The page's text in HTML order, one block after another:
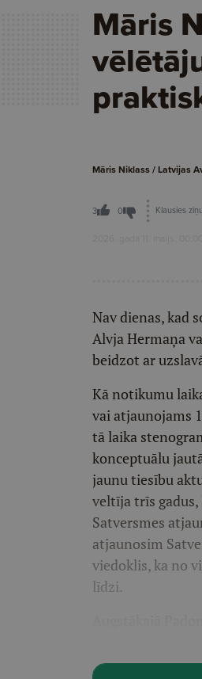
Māris
Māris Niklass / Latvijas
3 0 Klausies
2026. gada 11. maijs, 00:00
Nav dienas, kad
Alvja Hermaņa
beidzot ar
Kā notikumu
vai atjaunojams
tā laika
konceptuālu
jaunu tiesību
veltīja trīs gadus,
Satversmes
atjaunosim
viedoklis, ka no
līdzi.